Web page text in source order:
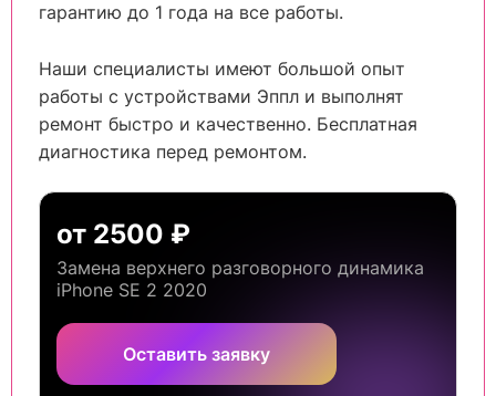
гарантию до 1 года на все работы.
Наши специалисты имеют большой опыт
работы с устройствами Эппл и выполнят
ремонт быстро и качественно. Бесплатная
диагностика перед ремонтом.
от 2500 ₽
Замена верхнего разговорного динамика
iPhone SE 2 2020
Оставить заявку